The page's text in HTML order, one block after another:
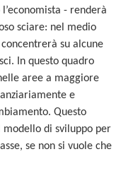
- renderà
sciare: nel medio
su alcune
In questo quadro
aree a maggiore
e
Questo
modello di sviluppo per
se non si vuole che